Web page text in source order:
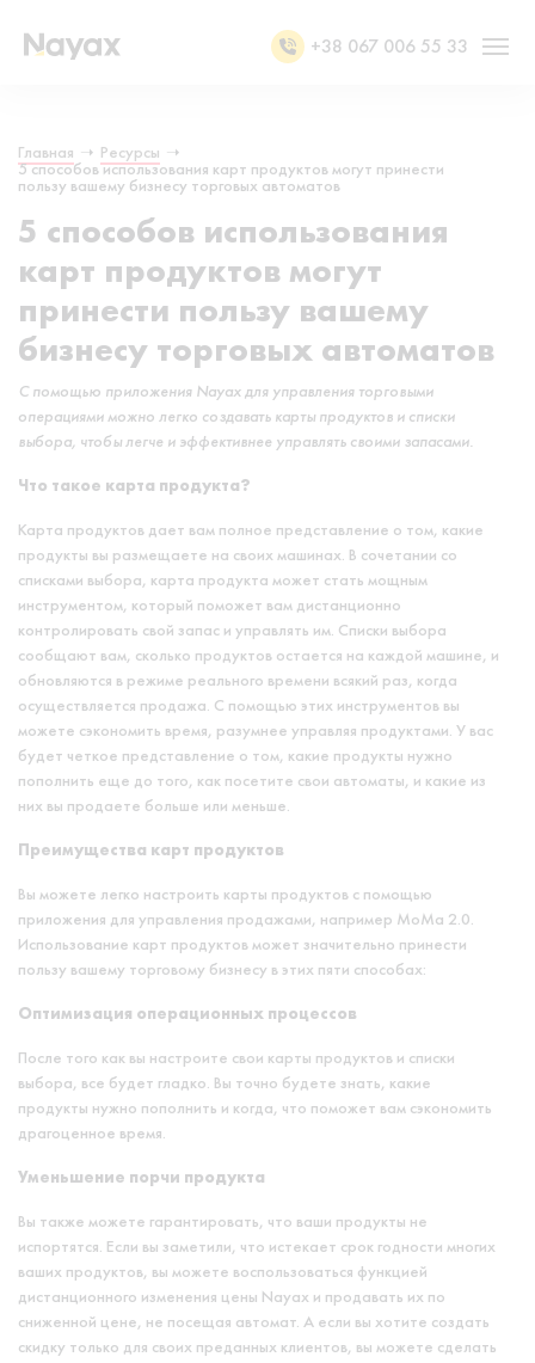
+38 067 006 55 33
Главная ➝ Ресурсы ➝
5 способов использования карт продуктов могут принести
пользу вашему бизнесу торговых автоматов
5 способов использования
карт продуктов могут
принести пользу вашему
бизнесу торговых автоматов
С помощью приложения Nayax для управления торговыми
операциями можно легко создавать карты продуктов и списки
выбора, чтобы легче и эффективнее управлять своими запасами.
Что такое карта продукта?
Карта продуктов дает вам полное представление о том, какие
продукты вы размещаете на своих машинах. В сочетании со
списками выбора, карта продукта может стать мощным
инструментом, который поможет вам дистанционно
контролировать свой запас и управлять им. Списки выбора
сообщают вам, сколько продуктов остается на каждой машине, и
обновляются в режиме реального времени всякий раз, когда
осуществляется продажа. С помощью этих инструментов вы
можете сэкономить время, разумнее управляя продуктами. У вас
будет четкое представление о том, какие продукты нужно
пополнить еще до того, как посетите свои автоматы, и какие из
них вы продаете больше или меньше.
Преимущества карт продуктов
Вы можете легко настроить карты продуктов с помощью
приложения для управления продажами, например MoMa 2.0.
Использование карт продуктов может значительно принести
пользу вашему торговому бизнесу в этих пяти способах:
Оптимизация операционных процессов
После того как вы настроите свои карты продуктов и списки
выбора, все будет гладко. Вы точно будете знать, какие
продукты нужно пополнить и когда, что поможет вам сэкономить
драгоценное время.
Уменьшение порчи продукта
Вы также можете гарантировать, что ваши продукты не
испортятся. Если вы заметили, что истекает срок годности многих
ваших продуктов, вы можете воспользоваться функцией
дистанционного изменения цены Nayax и продавать их по
сниженной цене, не посещая автомат. А если вы хотите создать
скидку только для своих преданных клиентов, вы можете сделать